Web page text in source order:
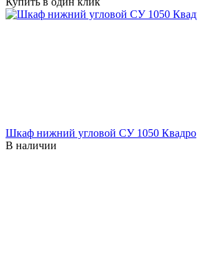
Шкаф нижний угловой СУ 1050 Квадро
В наличии